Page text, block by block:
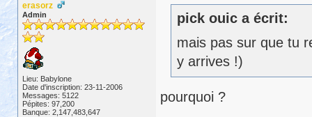
erasorz
Admin
Lieu: Babylone
Date d'inscription: 23-11-2006
Messages: 5122
Pépites: 97,200
Banque: 2,147,483,647
pick ouic a écrit:
mais pas sur que tu
y arrives !)
pourquoi ?